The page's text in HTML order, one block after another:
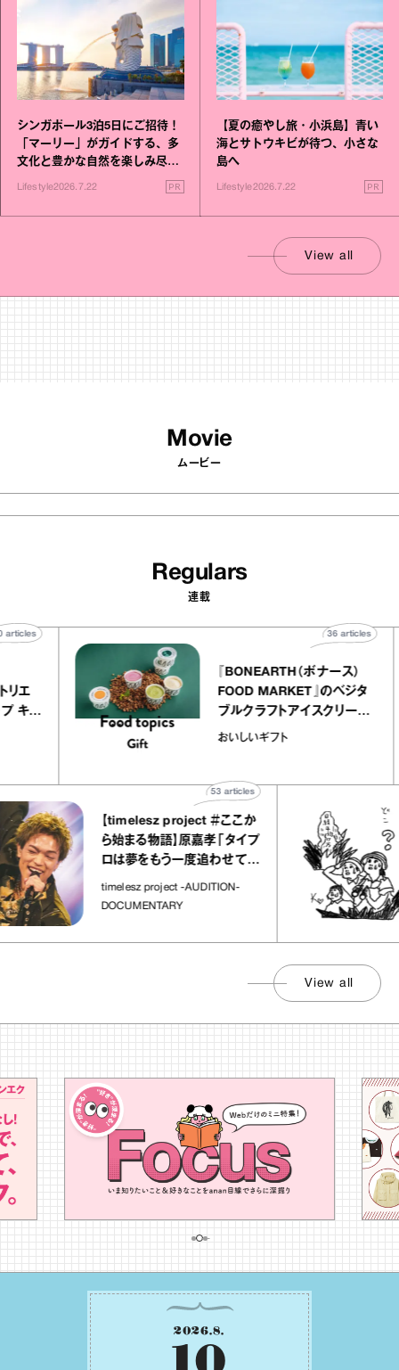
シンガポール3泊5日にご招待！
「マーリー」がガイドする、多
文化と豊かな自然を楽しみ尽く
Lifestyle2026.7.22 PR
【夏の癒やし旅・小浜島】青い
海とサトウキビが待つ、小さな
島へ
Lifestyle2026.7.22 PR
View all
Movie
ムービー
Regulars
連載
アトリエ
レープ キャ
40articles
『BONEARTH（ボナース）
FOOD MARKET』のベジタ
ブルクラフトアイスクリー
｜真野知子の「おいしいギ
おいしいギフト
36
【timelesz project ＃ここか
ら始まる物語】原嘉孝「タイプ
ロは夢をもう一度追わせてく
れた場所」
timelesz project -AUDITION-
DOCUMENTARY
articles
View all
2026.8.